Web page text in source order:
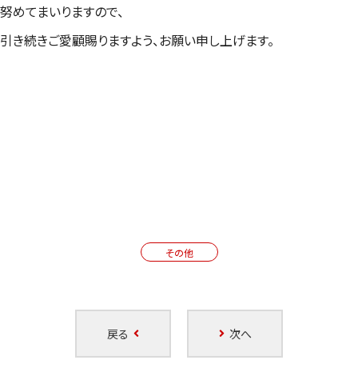
努めてまいりますので、
引き続きご愛顧賜りますよう、お願い申し上げます。
その他
戻る 次へ